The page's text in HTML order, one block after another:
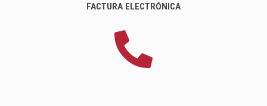
FACTURA ELECTRÓNICA